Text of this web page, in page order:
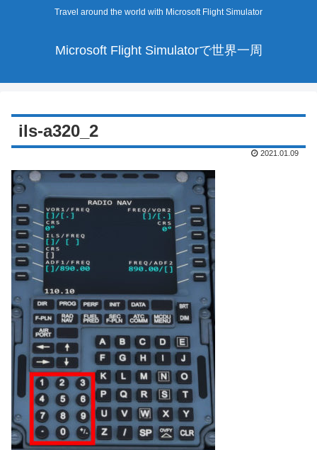
Travel around the world with Microsoft Flight Simulator
Microsoft Flight Simulatorで世界一周
ils-a320_2
2021.01.09